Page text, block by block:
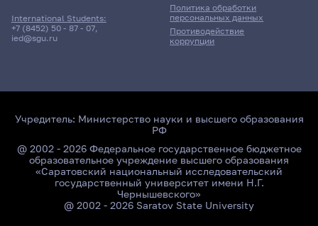
International Students:
+7 (8452) 50 - 87 - 07,
ied@sgu.ru
Политика обработки
персональных данных
Противодействие
коррупции
Учредитель: Министерство науки и высшего образования
РФ
@ 2002 - 2026 Федеральное государственное бюджетное
образовательное учреждение высшего образования
«Саратовский национальный исследовательский
государственный университет имени Н.Г.
Чернышевского»
@ 2002 - 2026 Saratov State University